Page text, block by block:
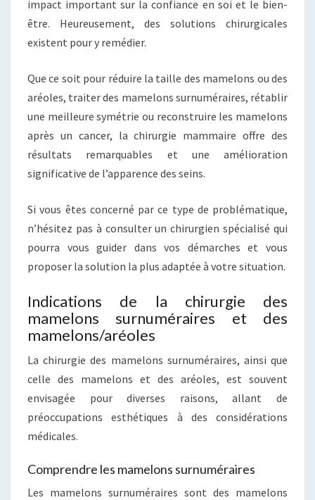
impact important sur la confiance en soi et le bien-
être. Heureusement, des solutions chirurgicales
existent pour y remédier.
Que ce soit pour réduire la taille des mamelons ou des
aréoles, traiter des mamelons surnuméraires, rétablir
une meilleure symétrie ou reconstruire les mamelons
après un cancer, la chirurgie mammaire offre des
résultats remarquables et une amélioration
significative de l’apparence des seins.
Si vous êtes concerné par ce type de problématique,
n’hésitez pas à consulter un chirurgien spécialisé qui
pourra vous guider dans vos démarches et vous
proposer la solution la plus adaptée à votre situation.
Indications de la chirurgie des
mamelons surnuméraires et des
mamelons/aréoles
La chirurgie des mamelons surnuméraires, ainsi que
celle des mamelons et des aréoles, est souvent
envisagée pour diverses raisons, allant de
préoccupations esthétiques à des considérations
médicales.
Comprendre les mamelons surnuméraires
Les mamelons surnuméraires sont des mamelons